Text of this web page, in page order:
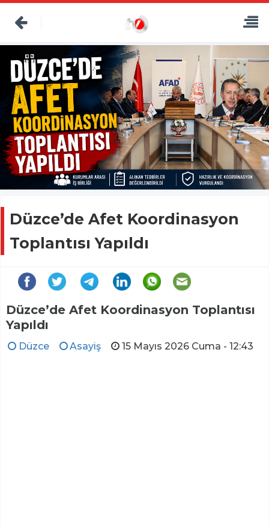
Düzce’de Afet Koordinasyon
Toplantısı Yapıldı
Düzce’de Afet Koordinasyon Toplantısı
Yapıldı
Düzce Asayiş 15 Mayıs 2026 Cuma - 12:43